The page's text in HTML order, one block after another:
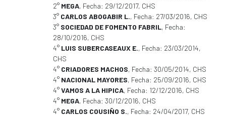
2° MEGA, Fecha: 29/12/2017, CHS
3° CARLOS ABOGABIR L., Fecha: 27/03/2016, CHS
3° SOCIEDAD DE FOMENTO FABRIL, Fecha:
28/10/2016, CHS
4° LUIS SUBERCASEAUX E., Fecha: 23/03/2014,
CHS
4° CRIADORES MACHOS, Fecha: 30/05/2014, CHS
4° NACIONAL MAYORES, Fecha: 25/09/2016, CHS
4°VAMOS A LA HIPICA, Fecha: 12/12/2016, CHS
4° MEGA, Fecha: 30/12/2016, CHS
4° CARLOS COUSIÑO S., Fecha: 24/04/2017, CHS